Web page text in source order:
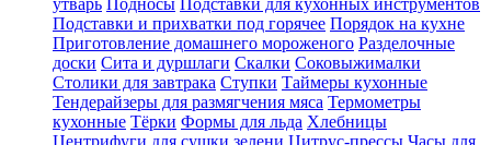
утварь Подносы Подставки для кухонных инструментов
Подставки и прихватки под горячее Порядок на кухне
Приготовление домашнего мороженого Разделочные
доски Сита и дуршлаги Скалки Соковыжималки
Столики для завтрака Ступки Таймеры кухонные
Тендерайзеры для размягчения мяса Термометры
кухонные Тёрки Формы для льда Хлебницы
Центрифуги для сушки зелени Цитрус-прессы Часы для